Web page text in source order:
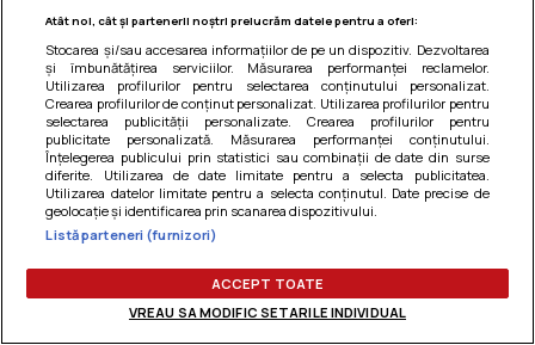
Termeni si conditii|Politica de cookies
Politica de
confidentialitate
Atât noi, cât și partenerii noștri prelucrăm datele pentru a oferi:
Stocarea și/sau accesarea informațiilor de pe un dispozitiv. Dezvoltarea
și îmbunătățirea serviciilor. Măsurarea performanței reclamelor.
Utilizarea profilurilor pentru selectarea conținutului personalizat.
Crearea profilurilor de conținut personalizat. Utilizarea profilurilor pentru
selectarea publicității personalizate. Crearea profilurilor pentru
publicitate personalizată. Măsurarea performanței conținutului.
Înțelegerea publicului prin statistici sau combinații de date din surse
diferite. Utilizarea de date limitate pentru a selecta publicitatea.
Utilizarea datelor limitate pentru a selecta conținutul. Date precise de
geolocație și identificarea prin scanarea dispozitivului.
Listă parteneri (furnizori)
ACCEPT TOATE
VREAU SA MODIFIC SETARILE INDIVIDUAL